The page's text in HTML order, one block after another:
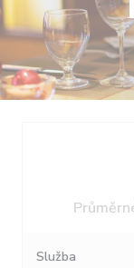
Služba